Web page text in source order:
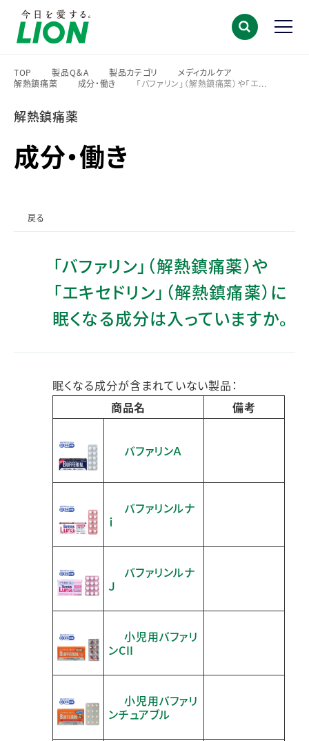
TOP
>
製品Q＆A
>
製品カテゴリ
>
メディカルケア
>
解熱鎮痛薬
成分・働き
「バファリン」（解熱鎮痛薬）や「エ...
解熱鎮痛薬
成分・働き
戻る
「バファリン」（解熱鎮痛薬）や
「エキセドリン」（解熱鎮痛薬）に
眠くなる成分は入っていますか。
眠くなる成分が含まれていない製品：
商品名
備考
バファリンＡ
バファリンルナ
ｉ
バファリンルナ
Ｊ
小児用バファリ
ンCII
小児用バファリ
ンチュアブル